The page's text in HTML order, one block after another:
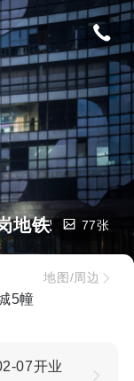
地铁站店77张
5幢
地图/周边
07开业